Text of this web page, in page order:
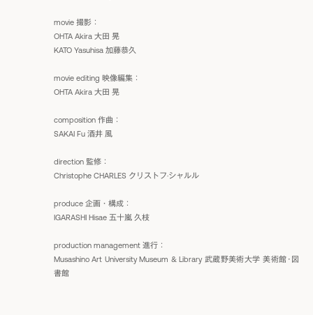
movie 撮影：
OHTA Akira 大田 晃
KATO Yasuhisa 加藤恭久
movie editing 映像編集：
OHTA Akira 大田 晃
composition 作曲：
SAKAI Fu 酒井 風
direction 監修：
Christophe CHARLES クリストフ·シャルル
produce 企画・構成：
IGARASHI Hisae 五十嵐 久枝
production management 進行：
Musashino Art University Museum & Library 武蔵野美術大学 美術館･図
書館